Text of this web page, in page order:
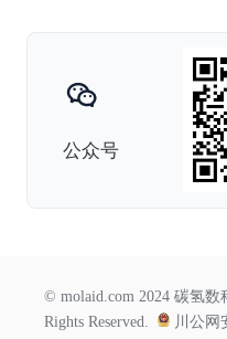
公众号
© molaid.com 2024 碳氢
Rights Reserved.
川公网